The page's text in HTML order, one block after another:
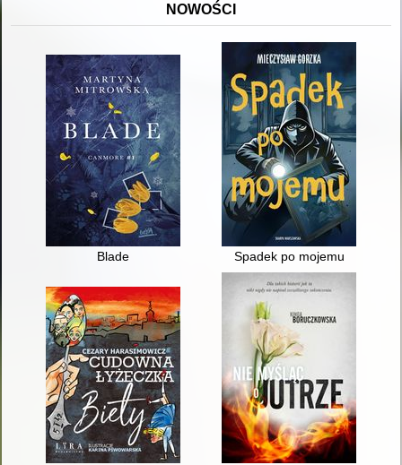
NOWOŚCI
Blade Spadek po mojemu